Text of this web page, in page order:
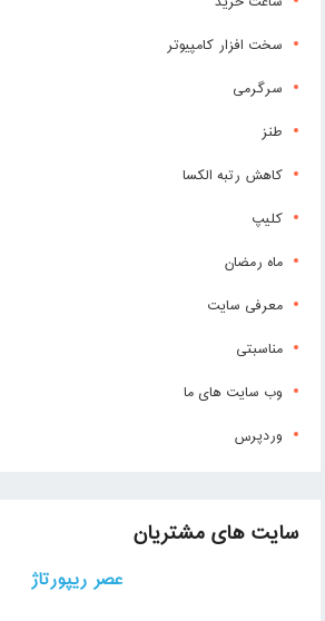
سخت افزار کامپیوتر
سرگرمی
طنز
کاهش رتبه الکسا
کلیپ
ماه رمضان
معرفی سایت
مناسبتی
وب سایت های ما
وردپرس
سایت های مشتریان
عصر ریپورتاژ